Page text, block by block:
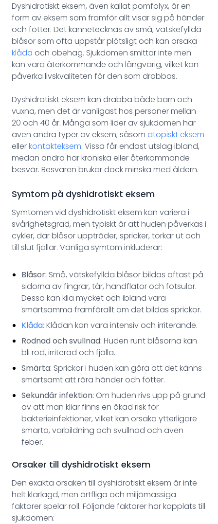
Dyshidrotiskt eksem, även kallat pomfolyx, är en
form av eksem som framför allt visar sig på händer
och fötter. Det kännetecknas av små, vätskefyllda
blåsor som ofta uppstår plötsligt och kan orsaka
klåda och obehag. Sjukdomen smittar inte men
kan vara återkommande och långvarig, vilket kan
påverka livskvaliteten för den som drabbas.
Dyshidrotiskt eksem kan drabba både barn och
vuxna, men det är vanligast hos personer mellan
20 och 40 år. Många som lider av sjukdomen har
även andra typer av eksem, såsom atopiskt eksem
ellerkontakteksem. Vissa får endast utslag ibland,
medan andra har kroniska eller återkommande
besvär. Besvären brukar dock minska med åldern.
Symtom på dyshidrotiskt eksem
Symtomen vid dyshidrotiskt eksem kan variera i
svårighetsgrad, men typiskt är att huden påverkas i
cykler, där blåsor uppträder, spricker, torkar ut och
till slut fjällar. Vanliga symtom inkluderar:
Blåsor: Små, vätskefyllda blåsor bildas oftast på
sidorna av fingrar, tår, handflator och fotsulor.
Dessa kan klia mycket och ibland vara
smärtsamma framförallt om det bildas sprickor.
Klåda: Klådan kan vara intensiv och irriterande.
Rodnad och svullnad: Huden runt blåsorna kan
bli röd, irriterad och fjälla.
Smärta: Sprickor i huden kan göra att det känns
smärtsamt att röra händer och fötter.
Sekundär infektion: Om huden rivs upp på grund
av att man kliar finns en ökad risk för
bakterieinfektioner, vilket kan orsaka ytterligare
smärta, varbildning och svullnad och även
feber.
Orsaker till dyshidrotiskt eksem
Den exakta orsaken till dyshidrotiskt eksem är inte
helt klarlagd, men ärtfliga och miljömässiga
faktorer spelar roll. Följande faktorer har kopplats till
sjukdomen: